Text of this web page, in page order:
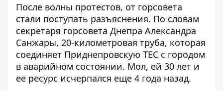
После волны протестов, от горсовета
стали поступать разъяснения. По словам
секретаря горсовета Днепра Александра
Санжары, 20-километровая труба, которая
соединяет Приднепровскую ТЕС с городом
в аварийном состоянии. Мол, ей 30 лет и
ее ресурс исчерпался еще 4 года назад.